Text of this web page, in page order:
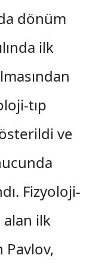
dönüm
ilk
tıp
ve
Fizyoloji-
alan ilk
Pavlov,